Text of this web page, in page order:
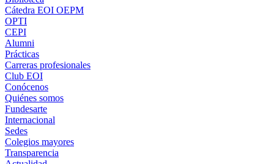
Cátedra EOI OEPM
OPTI
CEPI
Alumni
Prácticas
Carreras profesionales
Club EOI
Conócenos
Quiénes somos
Fundesarte
Internacional
Sedes
Colegios mayores
Transparencia